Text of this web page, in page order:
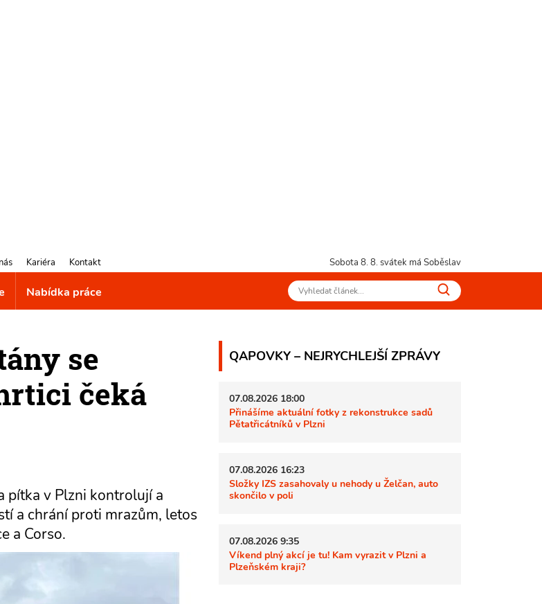
Kariéra Kontakt Sobota 8. 8. svátek má Soběslav
Nabídka práce
se
čeká
pítka v Plzni kontrolují a
a chrání proti mrazům, letos
a Corso.
QAPOVKY – NEJRYCHLEJŠÍ ZPRÁVY
07.08.2026 18:00
Přinášíme aktuální fotky z rekonstrukce sadů
Pětatřicátníků v Plzni
07.08.2026 16:23
Složky IZS zasahovaly u nehody u Želčan, auto
skončilo v poli
07.08.2026 9:35
Víkend plný akcí je tu! Kam vyrazit v Plzni a
Plzeňském kraji?